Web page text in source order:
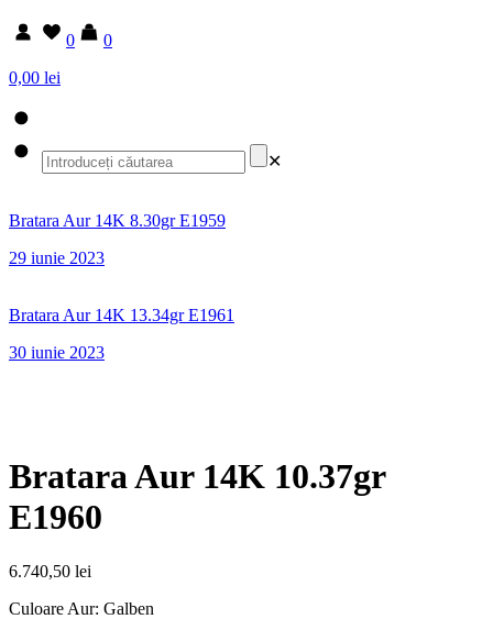
0
0
0,00 lei
✕
Bratara Aur 14K 8.30gr E1959
29 iunie 2023
Bratara Aur 14K 13.34gr E1961
30 iunie 2023
Bratara Aur 14K 10.37gr
E1960
6.740,50 lei
Culoare Aur: Galben